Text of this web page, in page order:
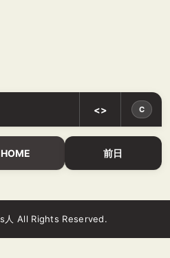
<> C
HOME 前日
All Rights Reserved.